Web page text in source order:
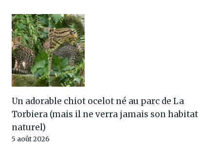
Un adorable chiot ocelot né au parc de La
Torbiera (mais il ne verra jamais son habitat
naturel)
5 août 2026